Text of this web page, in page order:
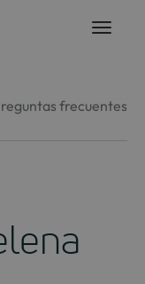
frecuentes